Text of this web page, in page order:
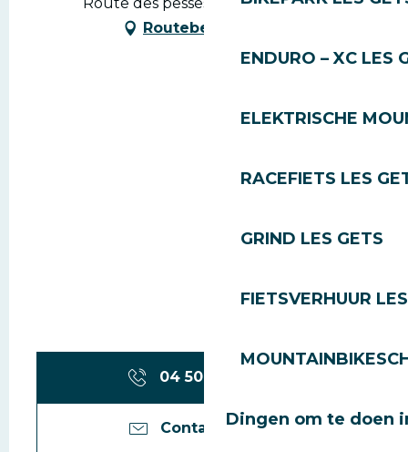
ENDURO – XC LES
ELEKTRISCHE
RACEFIETS LES
GRIND LES GETS
FIETSVERHUUR
Dingen om te doen
Route des pesses, 74260 Les Gets
Routebeschrijving
04 50 74 74
Contacteer ons